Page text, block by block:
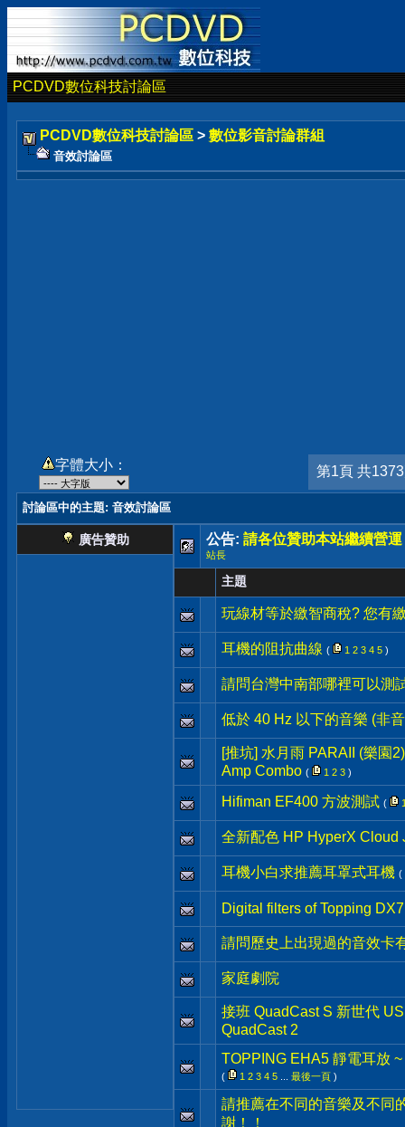
PCDVD數位科技討論區
PCDVD數位科技討論區 > 數位影音討論群組
音效討論區
字體大小： 第1頁 共
討論區中的主題: 音效討論區
廣告贊助 公告: 請各位贊助本站繼續營運
站長
主題
玩線材等於繳智商稅? 您有
耳機的阻抗曲線 ( 1 2 3 4 5 )
請問台灣中南部哪裡可以測
低於 40 Hz 以下的音樂 (非
[推坑] 水月雨 PARAII (樂園
Amp Combo ( 1 2 3 )
Hifiman EF400 方波測試 (
全新配色 HP HyperX Cloud
耳機小白求推薦耳罩式耳機 (
Digital filters of Topping
請問歷史上出現過的音效卡
家庭劇院
接班 QuadCast S 新世代
QuadCast 2
TOPPING EHA5 靜電耳放
( 1 2 3 4 5 最後一頁 )
請推薦在不同的音樂及不同
謝！！